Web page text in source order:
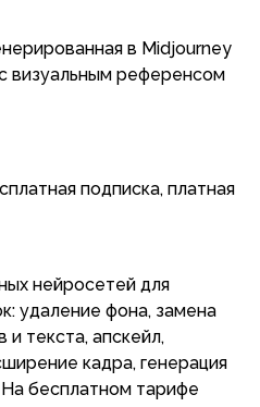
в Midjourney
визуальным референсом
подписка, платная
нейросетей для
удаление фона, замена
текста, апскейл,
кадра, генерация
бесплатном тарифе